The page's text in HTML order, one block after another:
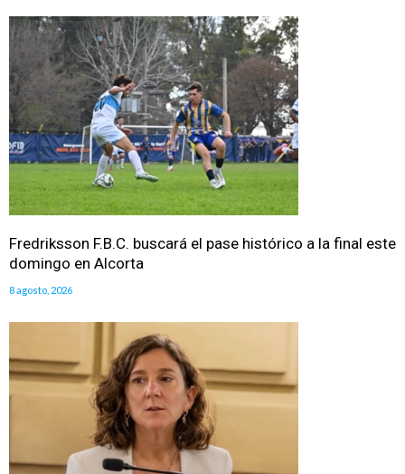
Fredriksson F.B.C. buscará el pase histórico a la final este
domingo en Alcorta
8 agosto, 2026